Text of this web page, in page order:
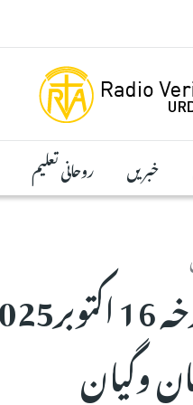
خبریں روحانی تعلیم
وگیان